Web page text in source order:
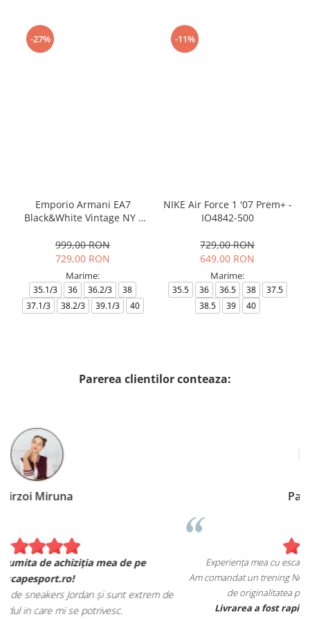
-27%
Emporio Armani EA7
Black&White Vintage NY -
999,00 RON
729,00 RON
Marime:
35.1/3 36 36.2/3
38
37.1/3
38.2/3 39.1/3 40
-11%
NIKE Air Force 1 '07 Prem+ -
IO4842-500
729,00 RON
649,00 RON
Marime:
35.5 36 36.5 38
37.5
38.5
39 40
Parerea clientilor conteaza:
de
Experiența mea cu escapesport.ro a fost una foarte pozitivă!
Am comandat un trening Nike, și pot spune că sunt foarte mulțumita
de originalitatea produselor. Totul a fost autentic.
Livrarea a fost rapidă, iar comanda a fost corectă.